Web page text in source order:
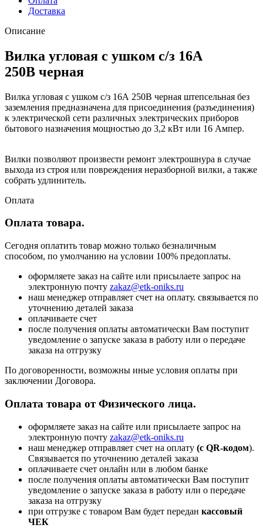
Доставка
Описание
Вилка угловая с ушком с/з 16А
250В черная
Вилка угловая с ушком с/з 16А 250В черная штепсельная без
заземления предназначена для присоединения (разъединения)
к электрической сети различных электрических приборов
бытового назначения мощностью до 3,2 кВт или 16 Ампер.
Вилки позволяют произвести ремонт электрошнура в случае
выхода из строя или повреждения неразборной вилки, а также
собрать удлинитель.
Оплата
Оплата товара.
Сегодня оплатить товар можно только безналичным
способом, по умолчанию на условии 100% предоплаты.
оформляете заказ на сайте или присылаете запрос на
электронную почту zakaz@etk-oniks.ru
наш менеджер отправляет счет на оплату. связывается по
уточнению деталей заказа
оплачиваете счет
после получения оплаты автоматически Вам поступит
уведомление о запуске заказа в работу или о передаче
заказа на отгрузку
По договоренности, возможны иные условия оплаты при
заключении Договора.
Оплата товара от Физического лица.
оформляете заказ на сайте или присылаете запрос на
электронную почту zakaz@etk-oniks.ru
наш менеджер отправляет счет на оплату (с QR-кодом).
Связывается по уточнению деталей заказа
оплачиваете счет онлайн или в любом банке
после получения оплаты автоматически Вам поступит
уведомление о запуске заказа в работу или о передаче
заказа на отгрузку
при отгрузке с товаром Вам будет передан кассовый
ЧЕК